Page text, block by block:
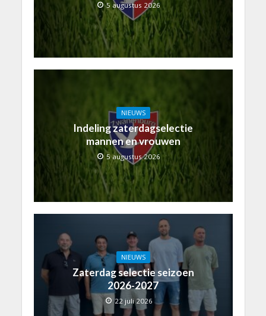
5 augustus 2026
NIEUWS
Indeling zaterdagselectie
mannen en vrouwen
5 augustus 2026
NIEUWS
Zaterdag selectie seizoen
2026-2027
22 juli 2026